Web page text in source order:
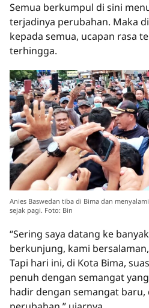
Semua berkumpul di sini
terjadinya perubahan. Maka
kepada semua, ucapan rasa
terhingga.
Anies Baswedan tiba di Bima dan
sejak pagi. Foto: Bin
“Sering saya datang ke
berkunjung, kami
Tapi hari ini, di Kota Bima,
penuh dengan semangat
hadir dengan semangat